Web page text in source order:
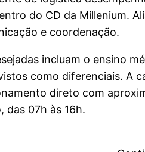
do CD da Millenium.
e coordenação.
incluam o ensino
como diferenciais. A
direto com
das 07h às 16h.